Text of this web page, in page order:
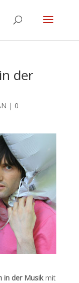
der
| 0
in der Musikmit